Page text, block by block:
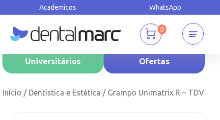
Academicos WhatsApp
0
Universitários Ofertas
Início / Dentística e Estética / Grampo Unimatrix R – TDV